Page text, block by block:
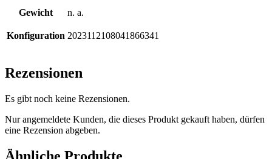
Gewicht n. a.
Konfiguration 2023112108041866341
Rezensionen
Es gibt noch keine Rezensionen.
Nur angemeldete Kunden, die dieses Produkt gekauft haben, dürfen
eine Rezension abgeben.